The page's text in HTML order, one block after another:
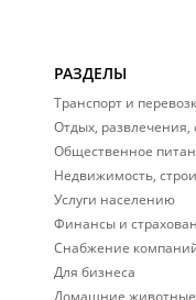
РАЗДЕЛЫ
Транспорт и
Отдых, развлечения,
Общественное
Недвижимость,
Услуги населению
Финансы и
Снабжение
Для бизнеса
Домашние животные